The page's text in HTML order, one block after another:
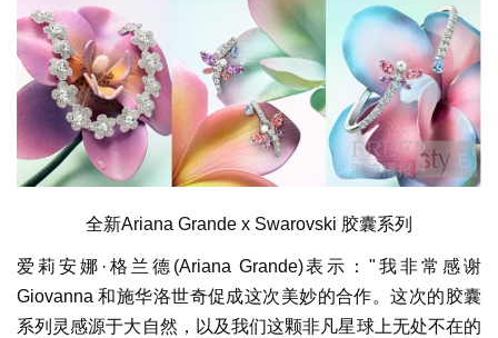
全新Ariana Grande x Swarovski 胶囊系列
爱莉安娜·格兰德(Ariana Grande)表示："我非常感谢
Giovanna 和施华洛世奇促成这次美妙的合作。这次的胶囊
系列灵感源于大自然，以及我们这颗非凡星球上无处不在的